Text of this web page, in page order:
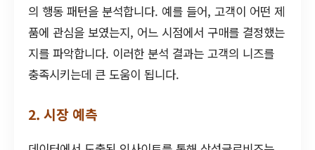
의 행동 패턴을 분석합니다. 예를 들어, 고객이 어떤 제
품에 관심을 보였는지, 어느 시점에서 구매를 결정했는
지를 파악합니다. 이러한 분석 결과는 고객의 니즈를
충족시키는데 큰 도움이 됩니다.
2. 시장 예측